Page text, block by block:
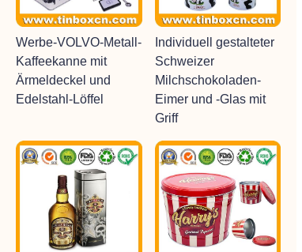
Werbe-VOLVO-Metall-
Kaffeekanne mit
Ärmeldeckel und
Edelstahl-Löffel
Individuell gestalteter
Schweizer
Milchschokoladen-
Eimer und -Glas mit
Griff